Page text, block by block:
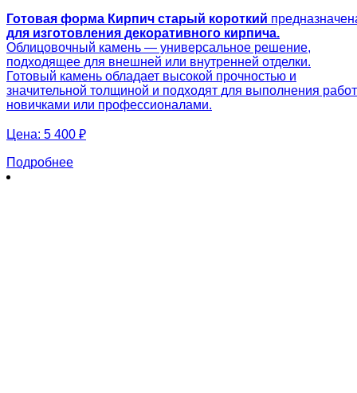
Готовая форма Кирпич старый короткий
для изготовления декоративного кирпича.
Облицовочный камень — универсальное решение,
подходящее для внешней или внутренней отделки.
Готовый камень обладает высокой прочностью и
значительной толщиной и подходят для выполнения работ
новичками или профессионалами.
Цена: 5 400 ₽
Подробнее